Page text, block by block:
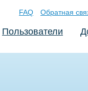
FAQ Обратная
Пользователи